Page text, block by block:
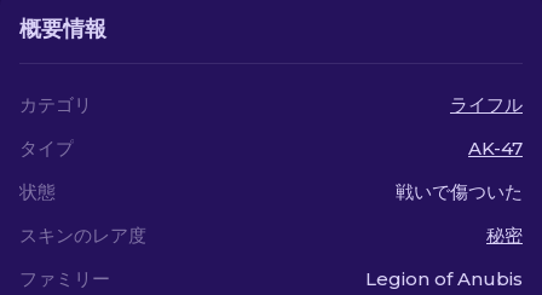
概要情報
カテゴリ
ライフル
タイプ
AK-47
状態
戦いで傷ついた
スキンのレア度
秘密
ファミリー
Legion of Anubis